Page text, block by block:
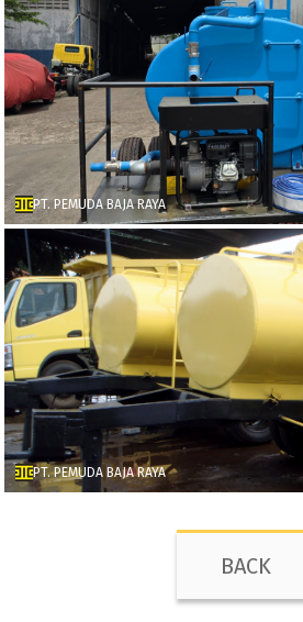
PT. PEMUDA BAJA RAYA
PT. PEMUDA BAJA RAYA
BACK